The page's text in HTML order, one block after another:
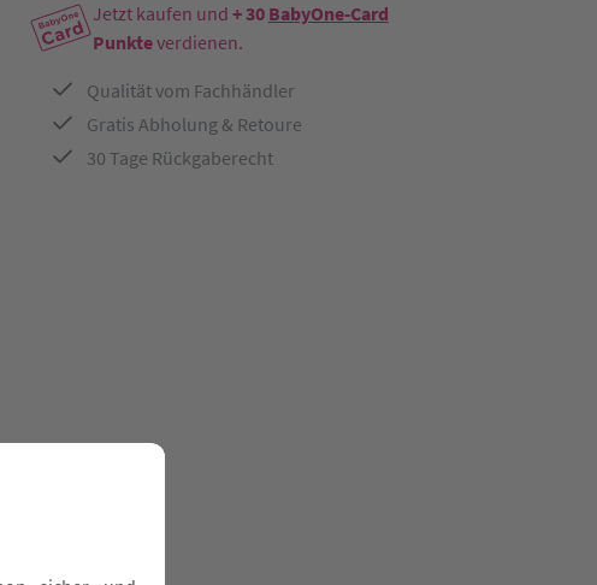
Jetzt kaufen und + 30 BabyOne-Card
Punkteverdienen.
Qualität vom Fachhändler
Gratis Abholung & Retoure
30 Tage Rückgaberecht